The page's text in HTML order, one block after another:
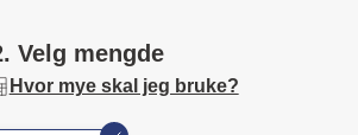
Velg mengde
Hvor mye skal jeg bruke?